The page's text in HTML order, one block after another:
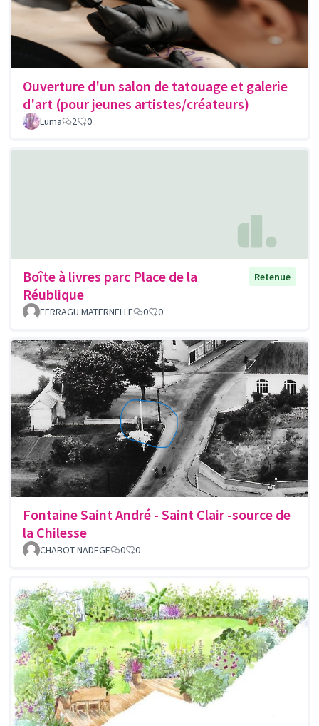
Ouverture d'un salon de tatouage et galerie
d'art (pour jeunes artistes/créateurs)
Luma 2 0
Boîte à livres parc Place de la
Réublique
Retenue
FERRAGU MATERNELLE 0 0
Fontaine Saint André - Saint Clair -source de
la Chilesse
CHABOT NADEGE 0 0